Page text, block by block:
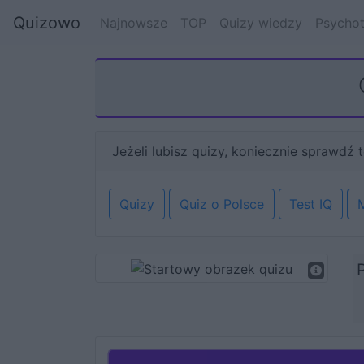
Quizowo Najnowsze TOP Quizy wiedzy
Jeżeli lubisz quizy, koniecznie sprawdź
Quizy Quiz o Polsce Test IQ